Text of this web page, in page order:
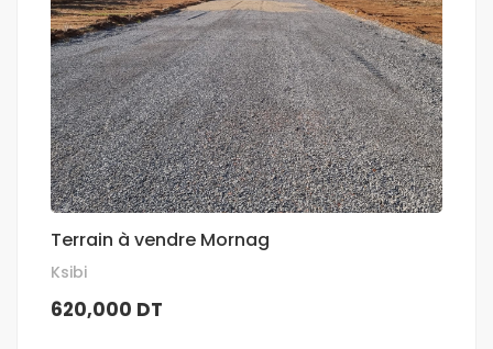
Terrain à vendre Mornag
Ksibi
620,000 DT